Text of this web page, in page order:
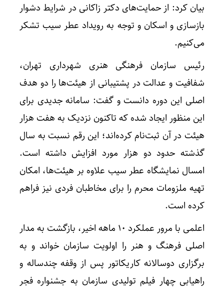
بیان کرد: از حمایت‌های دکتر زاکانی در شرایط دشوار
بازسازی و اسکان و توجه به رویداد عطر سیب تشکر
می‌کنیم.
رئیس سازمان فرهنگی هنری شهرداری تهران،
شفافیت و عدالت در پشتیبانی از هیئت‌ها را دو هدف
اصلی این دوره دانست و گفت: سامانه جدیدی برای
این منظور ایجاد شده که تاکنون نزدیک به هفت هزار
هیئت در آن ثبت‌نام کرده‌اند؛ این رقم نسبت به سال
گذشته حدود دو هزار مورد افزایش داشته است.
امسال نمایشگاه عطر سیب علاوه بر هیئت‌ها، امکان
تهیه ملزومات محرم را برای مخاطبان فردی نیز فراهم
کرده است.
اعلمی با مرور عملکرد ۱۰ ماهه اخیر، بازگشت به مدار
اصلی فرهنگ و هنر را اولویت سازمان خواند و به
برگزاری دوسالانه کاریکاتور پس از وقفه چندساله و
راهیابی چهار فیلم تولیدی سازمان به جشنواره فجر